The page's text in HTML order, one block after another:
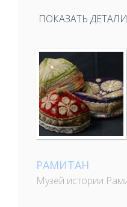
ПОКАЗАТЬ ДЕТАЛИ
РАМИТАН
Музей истории